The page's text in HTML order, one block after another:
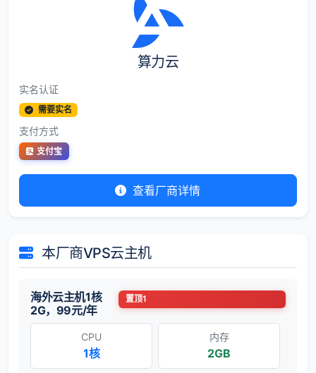
算力云
实名认证
需要实名
支付方式
支付宝
查看厂商详情
本厂商VPS云主机
海外云主机1核
2G，99元/年
置顶1
CPU
1核
内存
2GB